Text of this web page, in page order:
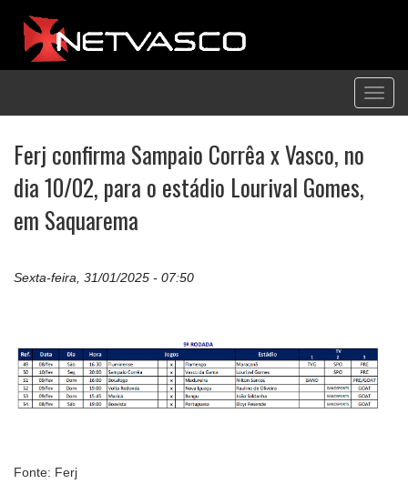
Ferj confirma Sampaio Corrêa x Vasco, no
dia 10/02, para o estádio Lourival Gomes,
em Saquarema
Sexta-feira, 31/01/2025 - 07:50
Fonte: Ferj